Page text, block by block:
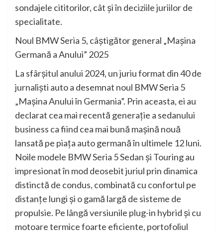
sondajele cititorilor, cât şi în deciziile juriilor de
specialitate.
Noul BMW Seria 5, câştigător general „Maşina
Germană a Anului” 2025
La sfârşitul anului 2024, un juriu format din 40 de
jurnalişti auto a desemnat noul BMW Seria 5
„Maşina Anului în Germania”. Prin aceasta, ei au
declarat cea mai recentă generaţie a sedanului
business ca fiind cea mai bună maşină nouă
lansată pe piaţa auto germană în ultimele 12 luni.
Noile modele BMW Seria 5 Sedan şi Touring au
impresionat în mod deosebit juriul prin dinamica
distinctă de condus, combinată cu confortul pe
distanţe lungi şi o gamă largă de sisteme de
propulsie. Pe lângă versiunile plug-in hybrid şi cu
motoare termice foarte eficiente, portofoliul